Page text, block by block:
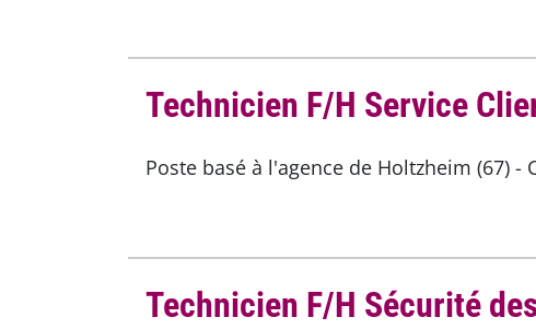
Technicien F/H Service
Poste basé à l'agence de Holtzheim (67) -
Technicien F/H Sécurité